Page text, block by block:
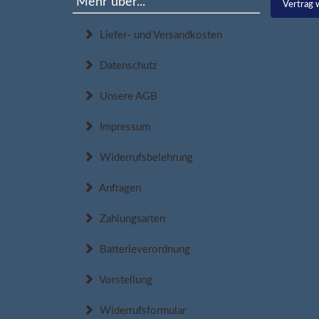
Liefer- und Versandkosten
Datenschutz
Unsere AGB
Impressum
Widerrufsbelehrung
Anfragen
Zahlungsarten
Batterieverordnung
Vorstellung
Widerrufsformular
Vertrag